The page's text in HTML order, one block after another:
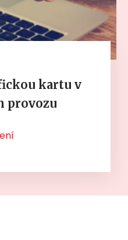
kartu v
provozu